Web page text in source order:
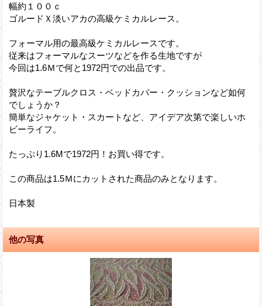
幅約１００ｃ
ゴルードＸ淡いアカの高級ケミカルレース。
フォーマル用の最高級ケミカルレースです。
従来はフォーマルなスーツなどを作る生地ですが
今回は1.6Ｍで何と1972円での出品です。
贅沢なテーブルクロス・ベッドカバー・クッションなど如何
でしょうか？
簡単なジャケット・スカートなど、アイデア次第で楽しいホ
ビーライフ。
たっぷり1.6Mで1972円！お買い得です。
この商品は1.5Ｍにカットされた商品のみとなります。
日本製
他の写真